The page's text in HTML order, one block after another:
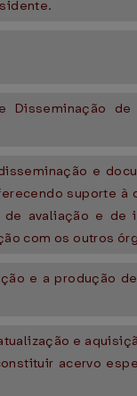
Disseminação de
e
suporte à
avaliação e de
com os outros
e a produção
e
acervo